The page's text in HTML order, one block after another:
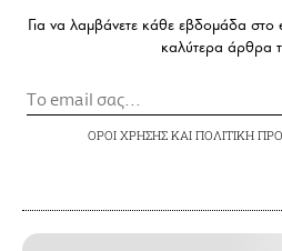
Για να λαμβάνετε κάθε εβδομάδα στο
καλύτερα άρθρα
ΟΡΟΙ ΧΡΗΣΗΣΚΑΙ ΠΟΛΙΤΙΚΗ